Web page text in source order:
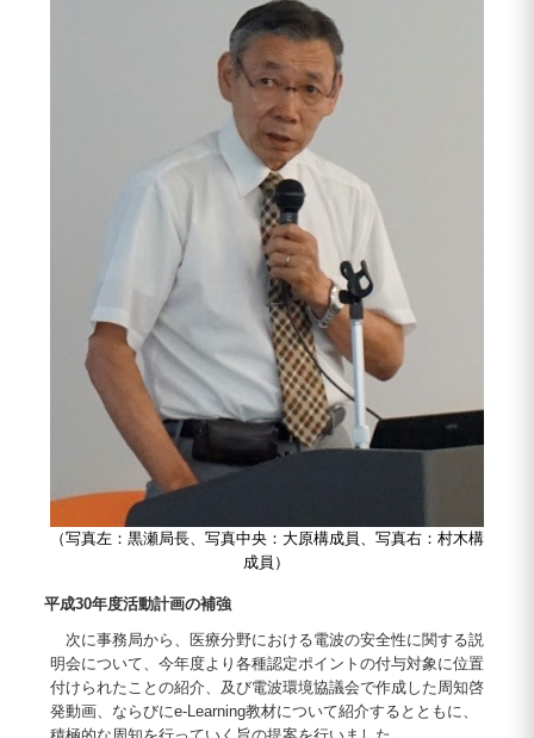
（写真左：黒瀬局長、写真中央：大原構成員、写真右：村木構
成員）
平成30年度活動計画の補強
次に事務局から、医療分野における電波の安全性に関する説
明会について、今年度より各種認定ポイントの付与対象に位置
付けられたことの紹介、及び電波環境協議会で作成した周知啓
発動画、ならびにe-Learning教材について紹介するとともに、